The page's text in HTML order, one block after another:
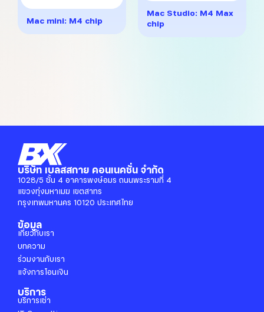
has
multiple
variants.
Mac mini: M4 chip
Mac Studio: M4 Max
chip
บริษัท เบลสสกาย คอนเนคชั่น จำกัด
1028/5 ชั้น 4 อาคารพงษ์อมร ถนนพระรามที่ 4
แขวงทุ่งมหาเมฆ เขตสาทร
กรุงเทพมหานคร 10120 ประเทศไทย
ข้อมูล
เกี่ยวกับเรา
บทความ
ร่วมงานกับเรา
แจ้งการโอนเงิน
บริการ
บริการเช่า